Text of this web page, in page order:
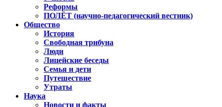
Реформы
ПОЛЁТ (научно-педагогический вестник)
Общество
История
Свободная трибуна
Люди
Лицейские беседы
Семья и дети
Путешествие
Утраты
Наука
Новости и факты